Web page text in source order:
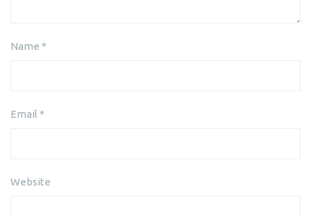
Name *
Email *
Website